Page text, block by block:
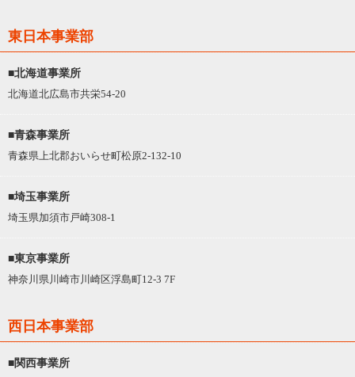
東日本事業部
■北海道事業所
北海道北広島市共栄54-20
■青森事業所
青森県上北郡おいらせ町松原2-132-10
■埼玉事業所
埼玉県加須市戸崎308-1
■東京事業所
神奈川県川崎市川崎区浮島町12-3 7F
西日本事業部
■関西事業所